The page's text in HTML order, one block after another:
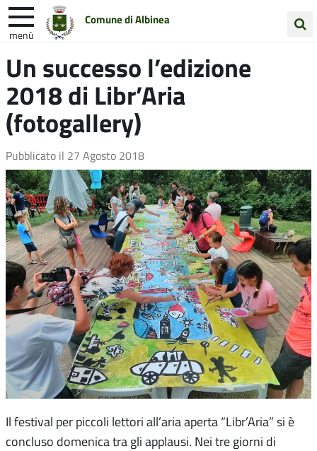
Comune di Albinea
menù
nel
sito
Entra in Comune Vivi Albinea
Unione Colline Matildiche
Un successo l’edizione
2018 di Libr’Aria
(fotogallery)
Pubblicato il 27 Agosto 2018
Il festival per piccoli lettori all’aria aperta “Libr’Aria” si è
concluso domenica tra gli applausi. Nei tre giorni di